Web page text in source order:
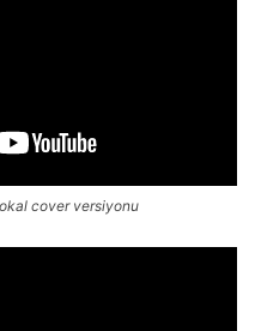
cover versiyonu